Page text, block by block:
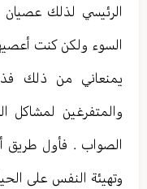
الرئيسي لذلك
السوء ولكن كنت
يمنعاني من ذلك
والمتفرغين
الصواب . فأول طريق
وتهيئة النفس على